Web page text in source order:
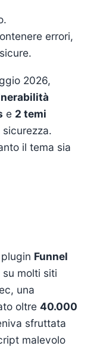
errori,
2026,
e 2 temi
il tema sia
Funnel
su molti siti
una
oltre 40.000
sfruttata
malevolo